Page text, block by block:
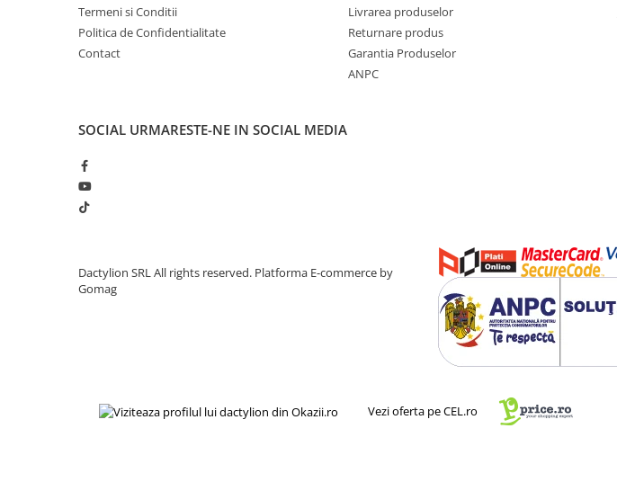
Constructia combinata din plastic rezistent si otel inoxidabil ofera durabilitate si siguranta
controlul exact al cantitatii de lichid utilizate. Astfel, poti respecta retetele cu precizie si evita
Termeni si Conditii
Politica de Confidentialitate
Contact
Livrarea produselor
Returnare produs
Garantia Produselor
ANPC
SOCIAL URMARESTE-NE IN SOCIAL MEDIA
Dactylion SRL All rights reserved. Platforma E-commerce by
Gomag
Vezi oferta pe CEL.ro